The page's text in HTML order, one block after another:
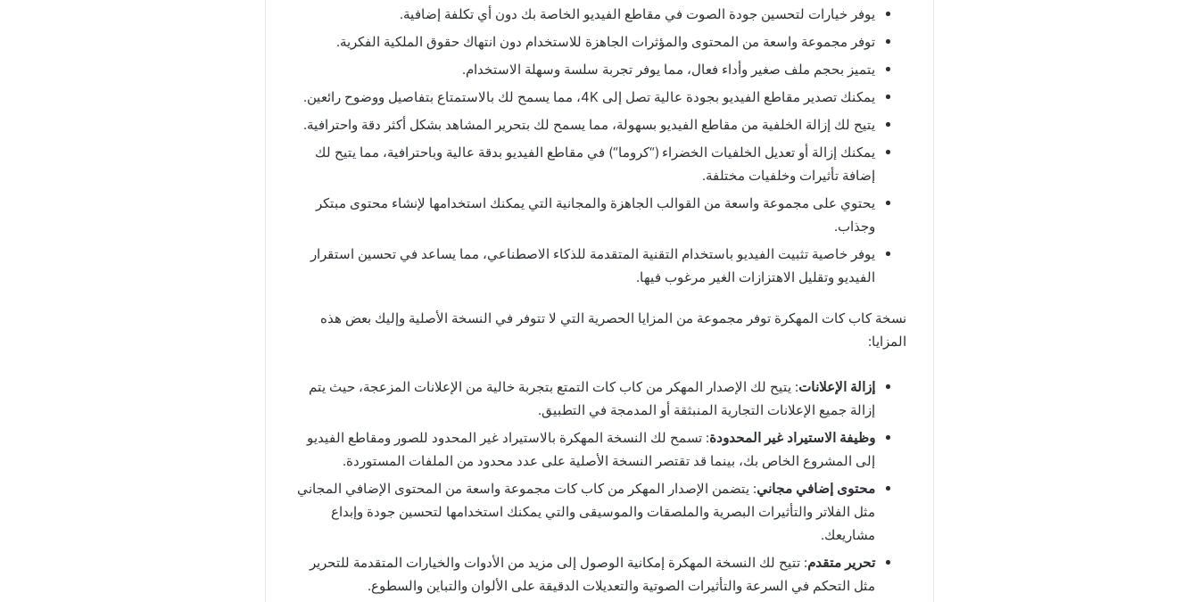
يوفر خيارات لتحسين جودة الصوت في مقاطع الفيديو الخاصة بك دون أي تكلفة إضافية.
توفر مجموعة واسعة من المحتوى والمؤثرات الجاهزة للاستخدام دون انتهاك حقوق الملكية الفكرية.
يتميز بحجم ملف صغير وأداء فعال، مما يوفر تجربة سلسة وسهلة الاستخدام.
يمكنك تصدير مقاطع الفيديو بجودة عالية تصل إلى
، مما يسمح لك بالاستمتاع بتفاصيل ووضوح رائعين.
يتيح لك إزالة الخلفية من مقاطع الفيديو بسهولة، مما يسمح لك بتحرير المشاهد بشكل أكثر دقة واحترافية.
يمكنك إزالة أو تعديل الخلفيات الخضراء (“كروما“) في مقاطع الفيديو بدقة عالية وباحترافية، مما يتيح لك
إضافة تأثيرات وخلفيات مختلفة.
يحتوي على مجموعة واسعة من القوالب الجاهزة والمجانية التي يمكنك استخدامها لإنشاء محتوى مبتكر
وجذاب.
يوفر خاصية تثبيت الفيديو باستخدام التقنية المتقدمة للذكاء الاصطناعي، مما يساعد في تحسين استقرار
الفيديو وتقليل الاهتزازات الغير مرغوب فيها.
نسخة كاب كات المهكرة توفر مجموعة من المزايا الحصرية التي لا تتوفر في النسخة الأصلية وإليك بعض هذه
المزايا:
إزالة الإعلانات: يتيح لك الإصدار المهكر من كاب كات التمتع بتجربة خالية من الإعلانات المزعجة، حيث يتم
إزالة جميع الإعلانات التجارية المنبثقة أو المدمجة في التطبيق.
وظيفة الاستيراد غير المحدودة: تسمح لك النسخة المهكرة بالاستيراد غير المحدود للصور ومقاطع الفيديو
إلى المشروع الخاص بك، بينما قد تقتصر النسخة الأصلية على عدد محدود من الملفات المستوردة.
محتوى إضافي مجاني: يتضمن الإصدار المهكر من كاب كات مجموعة واسعة من المحتوى الإضافي المجاني
مثل الفلاتر والتأثيرات البصرية والملصقات والموسيقى والتي يمكنك استخدامها لتحسين جودة وإبداع
مشاريعك.
تحرير متقدم: تتيح لك النسخة المهكرة إمكانية الوصول إلى مزيد من الأدوات والخيارات المتقدمة للتحرير
مثل التحكم في السرعة والتأثيرات الصوتية والتعديلات الدقيقة على الألوان والتباين والسطوع.